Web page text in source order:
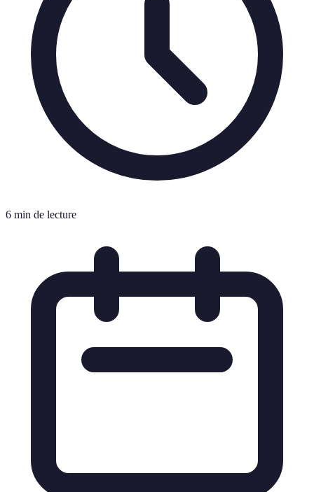
6 min de lecture